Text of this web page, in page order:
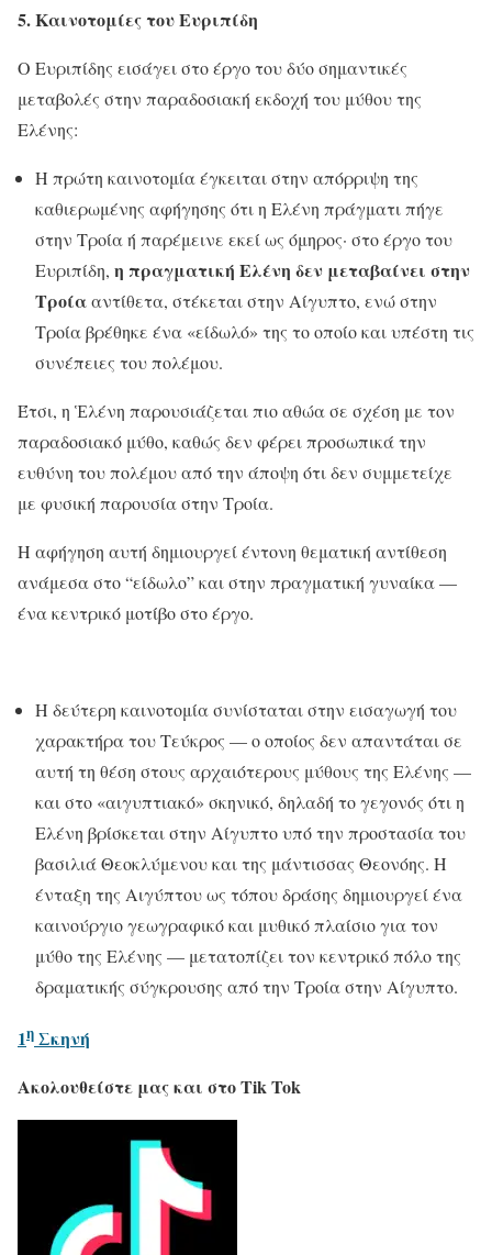
5. Καινοτομίες του Ευριπίδη
Ο Ευριπίδης εισάγει στο έργο του δύο σημαντικές
μεταβολές στην παραδοσιακή εκδοχή του μύθου της
Ελένης:
Η πρώτη καινοτομία έγκειται στην απόρριψη της
καθιερωμένης αφήγησης ότι η Ελένη πράγματι πήγε
στην Τροία ή παρέμεινε εκεί ως όμηρος· στο έργο του
Ευριπίδη, η πραγματική Ελένη δεν μεταβαίνει στην
Τροίααντίθετα, στέκεται στην Αίγυπτο, ενώ στην
Τροία βρέθηκε ένα «είδωλό» της το οποίο και υπέστη τις
συνέπειες του πολέμου.
Έτσι, η Ἑλένη παρουσιάζεται πιο αθώα σε σχέση με τον
παραδοσιακό μύθο, καθώς δεν φέρει προσωπικά την
ευθύνη του πολέμου από την άποψη ότι δεν συμμετείχε
με φυσική παρουσία στην Τροία.
Η αφήγηση αυτή δημιουργεί έντονη θεματική αντίθεση
ανάμεσα στο “είδωλο” και στην πραγματική γυναίκα —
ένα κεντρικό μοτίβο στο έργο.
Η δεύτερη καινοτομία συνίσταται στην εισαγωγή του
χαρακτήρα του Τεύκρος — ο οποίος δεν απαντάται σε
αυτή τη θέση στους αρχαιότερους μύθους της Ελένης —
και στο «αιγυπτιακό» σκηνικό, δηλαδή το γεγονός ότι η
Ελένη βρίσκεται στην Αίγυπτο υπό την προστασία του
βασιλιά Θεοκλύμενου και της μάντισσας Θεονόης. Η
ένταξη της Αιγύπτου ως τόπου δράσης δημιουργεί ένα
καινούργιο γεωγραφικό και μυθικό πλαίσιο για τον
μύθο της Ελένης — μετατοπίζει τον κεντρικό πόλο της
δραματικής σύγκρουσης από την Τροία στην Αίγυπτο.
1η Σκηνή
Ακολουθείστε μας και στο Tik Tok